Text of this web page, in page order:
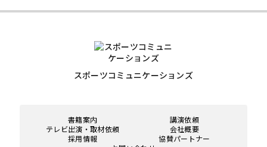
スポーツコミュニケーションズ
書籍案内
講演依頼
テレビ出演・取材依頼
会社概要
採用情報
協賛パートナー